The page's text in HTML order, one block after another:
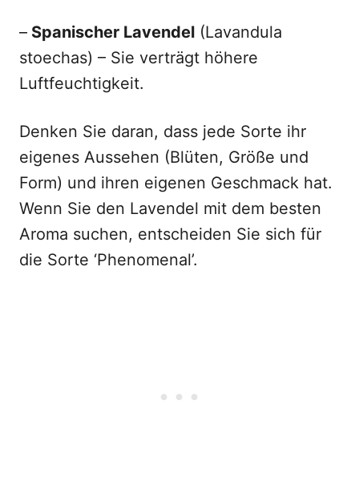
– Spanischer Lavendel (Lavandula
stoechas) – Sie verträgt höhere
Luftfeuchtigkeit.
Denken Sie daran, dass jede Sorte ihr
eigenes Aussehen (Blüten, Größe und
Form) und ihren eigenen Geschmack hat.
Wenn Sie den Lavendel mit dem besten
Aroma suchen, entscheiden Sie sich für
die Sorte ‘Phenomenal’.